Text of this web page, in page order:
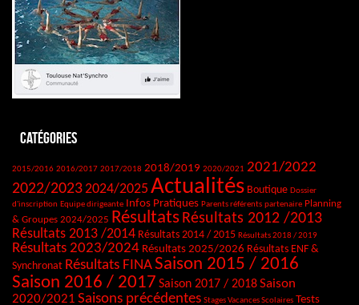
Catégories
2015/2016 2016/2017 2017/2018 2018/2019 2020/2021 2021/2022
2022/20232024/2025 Actualités Boutique Dossier
d'inscription Equipe dirigeante Infos Pratiques Parents référents partenaire Planning
& Groupes 2024/2025 Résultats Résultats 2012 /2013
Résultats 2013 /2014 Résultats 2014 / 2015 Résultats 2018 / 2019
Résultats 2023/2024 Résultats 2025/2026 Résultats ENF &
Synchronat Résultats FINASaison 2015 / 2016
Saison 2016 / 2017 Saison 2017 / 2018Saison
2020/2021 Saisons précédentes Stages Vacances Scolaires Tests